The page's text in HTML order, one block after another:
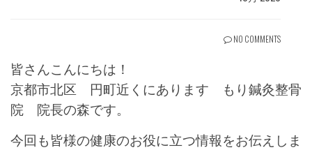
NO COMMENTS
皆さんこんにちは！
京都市北区 円町近くにあります もり鍼灸整骨
院 院長の森です。
今回も皆様の健康のお役に立つ情報をお伝えしま